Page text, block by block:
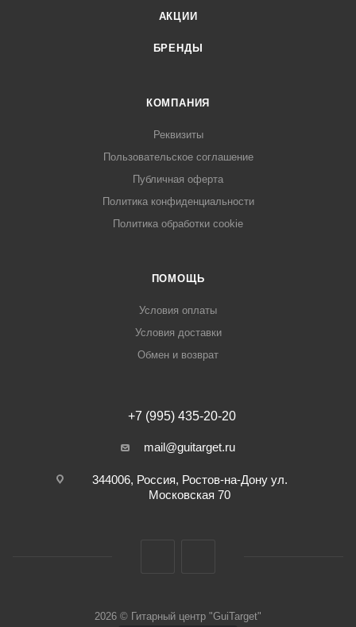
АКЦИИ
БРЕНДЫ
КОМПАНИЯ
Реквизиты
Пользовательское соглашение
Публичная оферта
Политика конфиденциальности
Политика обработки cookie
ПОМОЩЬ
Условия оплаты
Условия доставки
Обмен и возврат
+7 (995) 435-20-20
mail@guitarget.ru
344006, Россия, Ростов-на-Дону ул.
Московская 70
2026 © Гитарный центр "GuiTarget"